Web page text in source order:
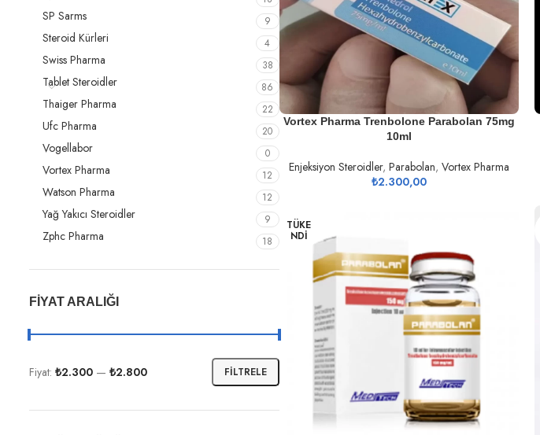
SP Sarms 9
Steroid Kürleri 4
Swiss Pharma 38
Tablet Steroidler 86
Thaiger Pharma 22
Ufc Pharma 20
Vogellabor 0
Vortex Pharma 12
Watson Pharma 12
Yağ Yakıcı Steroidler 9
Zphc Pharma 18
FIYAT ARALIĞI
FILTRELE
Fiyat: ₺2.300 — ₺2.800
DEVAMINI OKU
Vortex Pharma Trenbolone Parabolan 75mg
10ml
Enjeksiyon Steroidler, Parabolan, Vortex Pharma
₺2.300,00
TÜKE
NDI